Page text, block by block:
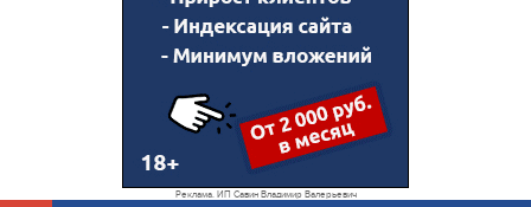
Реклама. ИП Савин Владимир Валерьевич